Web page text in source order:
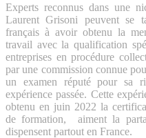
Experts reconnus dans une
Laurent Grisoni peuvent se
français à avoir obtenu la
travail avec la qualification
entreprises en procédure
par une commission connue
un examen réputé pour sa
expérience passée. Cette
obtenu en juin 2022 la
de formation, aiment la
dispensent partout en France.